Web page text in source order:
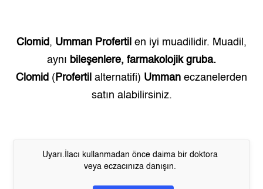
Clomid, Umman Profertil en iyi muadilidir. Muadil,
aynı bileşenlere, farmakolojik gruba.
Clomid ( Profertil alternatifi) Umman eczanelerden
satın alabilirsiniz.
Uyarı.İlacı kullanmadan önce daima bir doktora
veya eczacınıza danışın.